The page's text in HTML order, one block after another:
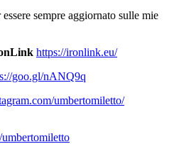
sempre aggiornato sulle mie
https://ironlink.eu/
goo.gl/nANQ9q
umbertomiletto/